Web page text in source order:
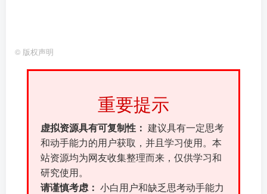
© 版权声明
重要提示
虚拟资源具有可复制性： 建议具有一定思考
和动手能力的用户获取，并且学习使用。本
站资源均为网友收集整理而来，仅供学习和
研究使用。
请谨慎考虑： 小白用户和缺乏思考动手能力